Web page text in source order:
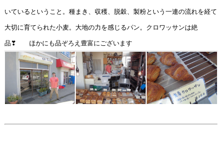
いているということ。種まき、収穫、脱穀、製粉という一連の流れを経て
大切に育てられた小麦。大地の力を感じるパン。クロワッサンは絶
品❣ ほかにも品ぞろえ豊富にございます